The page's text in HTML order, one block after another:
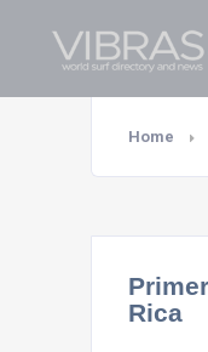
Home
Rica